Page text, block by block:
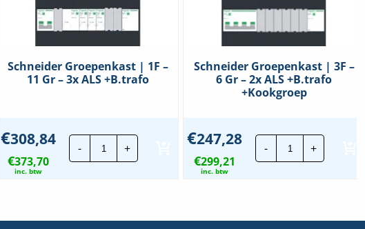
Schneider Groepenkast | 1F –
11 Gr – 3x ALS +B.trafo
€308,84
€373,70
inc. btw
-
Schneider
Groepenkast
|
+
Schneider Groepenkast | 3F –
6 Gr – 2x ALS +B.trafo
+Kookgroep
€247,28
€299,21
inc. btw
-
Schneider
Groepenkast
|
+